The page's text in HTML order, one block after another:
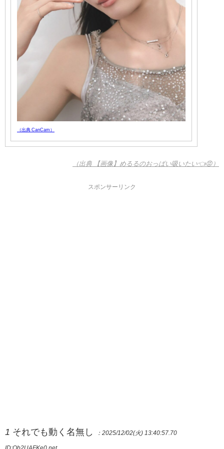
（出典 CanCam）
（出典 【画像】めるるのおっぱい吸いたい👈😡）
スポンサーリンク
1 それでも動く名無し ：2025/12/02(火) 13:40:57.70